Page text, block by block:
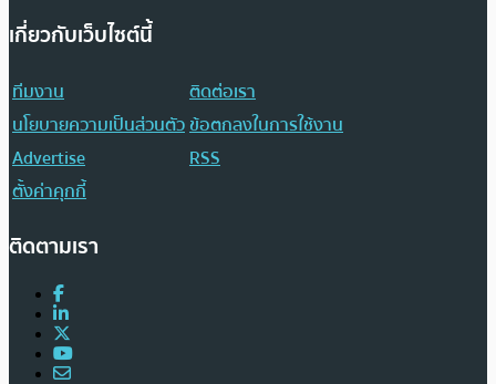
เกี่ยวกับเว็บไซต์นี้
ทีมงาน
ติดต่อเรา
นโยบายความเป็นส่วนตัวข้อตกลงในการใช้งาน
Advertise
RSS
ตั้งค่าคุกกี้
ติดตามเรา